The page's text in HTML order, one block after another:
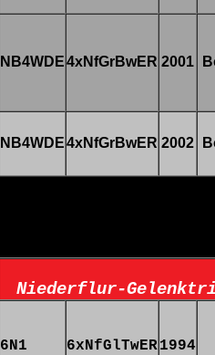
NB4WDE4xNfGrBwER 2001
NB4WDE4xNfGrBwER 2002
Niederflur-
6N1 6xNfGlTwER1994